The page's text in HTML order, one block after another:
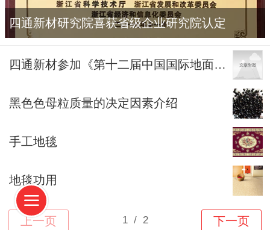
四通新材研究院喜获省级企业研究院认定
四通新材参加《第十二届中国国际地面材料及铺装技术展览会》报道
黑色色母粒质量的决定因素介绍
手工地毯
地毯功用